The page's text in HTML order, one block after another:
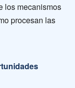
los mecanismos
procesan las